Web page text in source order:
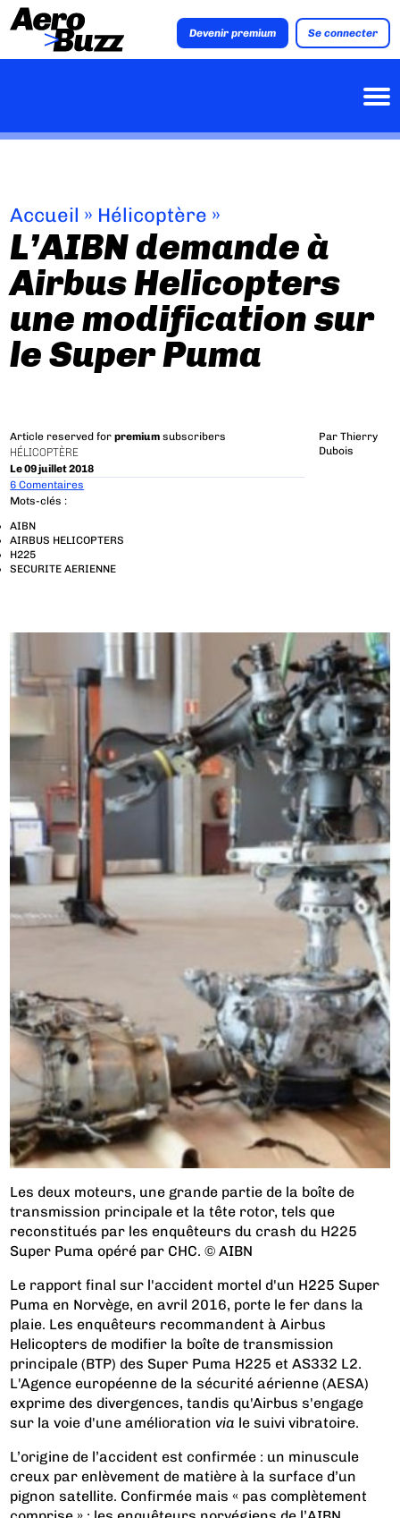
Devenir premium Se connecter
Accueil » Hélicoptère »
L’AIBN demande à
Airbus Helicopters
une modification sur
le Super Puma
Article reserved forpremium subscribers
HÉLICOPTÈRE
Le 09 juillet 2018
Par Thierry
Dubois
6 Comentaires
Mots-clés :
AIBN
AIRBUS HELICOPTERS
H225
SECURITE AERIENNE
Les deux moteurs, une grande partie de la boîte de
transmission principale et la tête rotor, tels que
reconstitués par les enquêteurs du crash du H225
Super Puma opéré par CHC. © AIBN
Le rapport final sur l'accident mortel d'un H225 Super
Puma en Norvège, en avril 2016, porte le fer dans la
plaie. Les enquêteurs recommandent à Airbus
Helicopters de modifier la boîte de transmission
principale (BTP) des Super Puma H225 et AS332 L2.
L'Agence européenne de la sécurité aérienne (AESA)
exprime des divergences, tandis qu'Airbus s'engage
sur la voie d'une amélioration via le suivi vibratoire.
L’origine de l’accident est confirmée : un minuscule
creux par enlèvement de matière à la surface d’un
pignon satellite. Confirmée mais « pas complètement